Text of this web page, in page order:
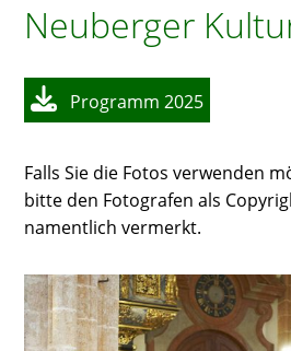
Neuberger
Programm 2025
Falls Sie die Fotos verwenden
bitte den Fotografen als
namentlich vermerkt.